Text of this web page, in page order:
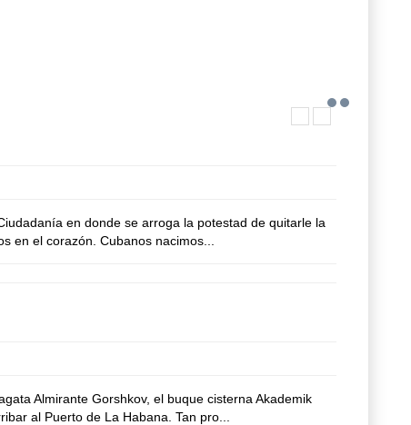
en donde se arroga la potestad de quitarle la
en el corazón. Cubanos nacimos...
Almirante Gorshkov, el buque cisterna Akademik
al Puerto de La Habana. Tan pro...